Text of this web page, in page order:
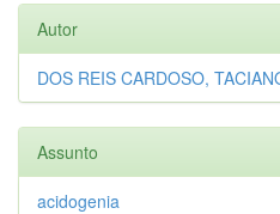
Autor
DOS REIS CARDOSO,
Assunto
acidogenia